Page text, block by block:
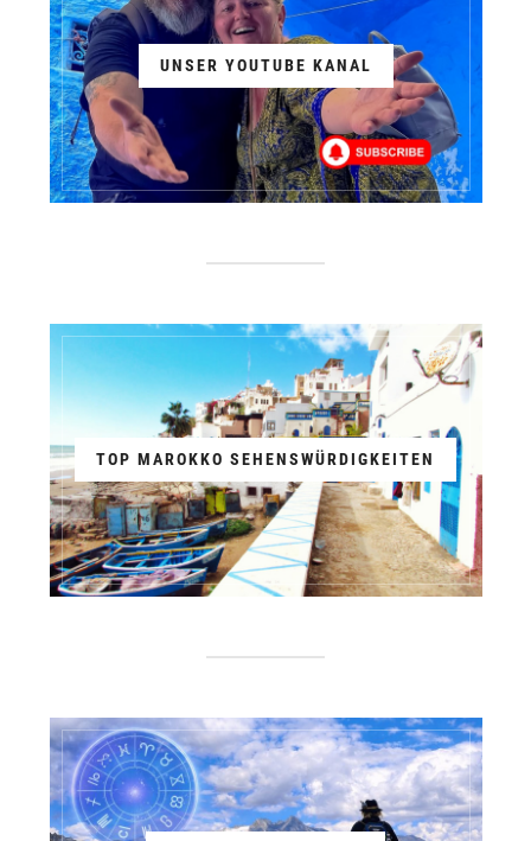
UNSER YOUTUBE KANAL
TOP MAROKKO SEHENSWÜRDIGKEITEN